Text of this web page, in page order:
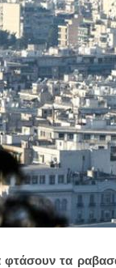
φτάσουν τα